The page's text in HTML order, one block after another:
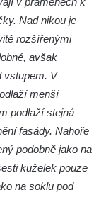
Nad nikou je
rozšířenými
avšak
vstupem. V
menší
podlaží stejná
fasády. Nahoře
podobně jako na
kuželek pouze
na soklu pod